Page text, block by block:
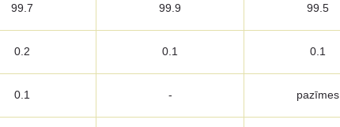
99.7 99.9 99.5
0.2 0.1 0.1
0.1 - pazīmes